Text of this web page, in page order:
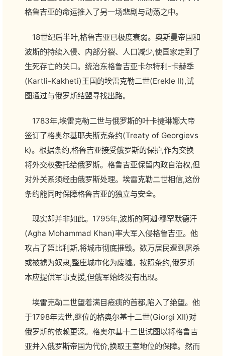
格鲁吉亚的命运推入了另一场悲剧与动荡之中。
18世纪后半叶,格鲁吉亚已极度衰弱。奥斯曼帝国和
波斯的持续入侵、内部分裂、人口减少,使国家走到了
生死存亡的关口。统治东格鲁吉亚卡尔特利-卡赫季
(Kartli-Kakheti)王国的埃雷克勒二世(Erekle II),试
图通过与俄罗斯结盟寻找出路。
1783年,埃雷克勒二世与俄罗斯的叶卡捷琳娜大帝
签订了格奥尔基耶夫斯克条约(Treaty of Georgievs
k)。根据条约,格鲁吉亚接受俄罗斯的保护,作为交换
将外交权委托给俄罗斯。格鲁吉亚保留内政自治权,但
对外关系须经由俄罗斯处理。埃雷克勒二世相信,这份
条约能同时保障格鲁吉亚的独立与安全。
现实却并非如此。1795年,波斯的阿迦·穆罕默德汗
(Agha Mohammad Khan)率大军入侵格鲁吉亚。他
攻占了第比利斯,将城市彻底摧毁。数万居民遭到屠杀
或被掳为奴隶,整座城市化为废墟。按照条约,俄罗斯
本应提供军事支援,但俄军始终没有出现。
埃雷克勒二世望着满目疮痍的首都,陷入了绝望。他
于1798年去世,继位的格奥尔基十二世(Giorgi XII)对
俄罗斯的依赖更深。格奥尔基十二世试图以将格鲁吉
亚并入俄罗斯帝国为代价,换取王室地位的保障。然而